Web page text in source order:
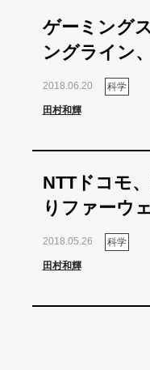
ゲーミング
ングライン
2018.06.20 科学
田村和輝
NTTドコモ
りファーウ
2018.05.26 科学
田村和輝